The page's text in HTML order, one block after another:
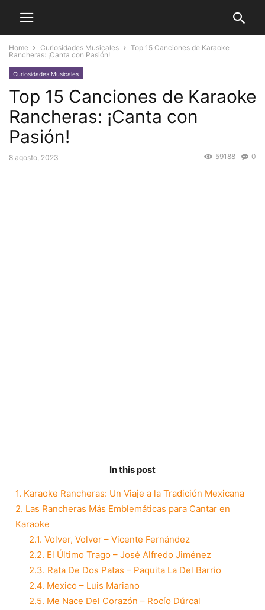
Home Curiosidades Musicales
Top 15 Canciones de Karaoke
Rancheras: ¡Canta con Pasión!
Curiosidades Musicales
Top 15 Canciones de Karaoke
Rancheras: ¡Canta con
Pasión!
8 agosto, 2023 0
59188
In this post
1. Karaoke Rancheras: Un Viaje a la Tradición Mexicana
2. Las Rancheras Más Emblemáticas para Cantar en
Karaoke
2.1. Volver, Volver – Vicente Fernández
2.2. El Último Trago – José Alfredo Jiménez
2.3. Rata De Dos Patas – Paquita La Del Barrio
2.4. Mexico – Luis Mariano
2.5. Me Nace Del Corazón – Rocío Dúrcal